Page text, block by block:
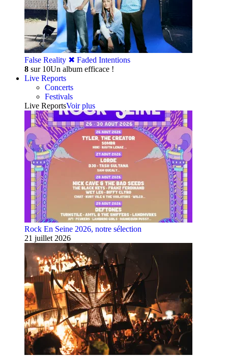
False Reality ✖︎ Faded Intentions
8 sur 10Un album efficace !
Live Reports
Concerts
Festivals
Live ReportsVoir plus
Rock En Seine 2026, notre sélection
21 juillet 2026